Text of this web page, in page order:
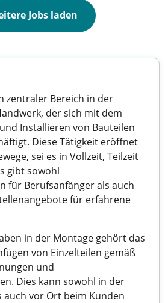
Jobs laden
zentraler Bereich in der
der sich mit dem
Installieren von Bauteilen
Diese Tätigkeit eröffnet
sei es in Vollzeit, Teilzeit
gibt sowohl
für Berufsanfänger als auch
für erfahrene
in der Montage gehört das
von Einzelteilen gemäß
und
Dies kann sowohl in der
auch vor Ort beim Kunden